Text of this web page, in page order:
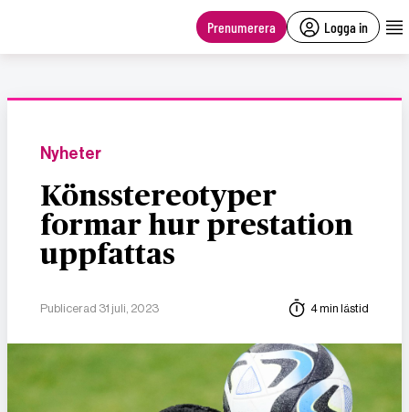
Prenumerera Logga in
Nyheter
Könsstereotyper
formar hur prestation
uppfattas
Publicerad 31 juli, 2023 4 min lästid